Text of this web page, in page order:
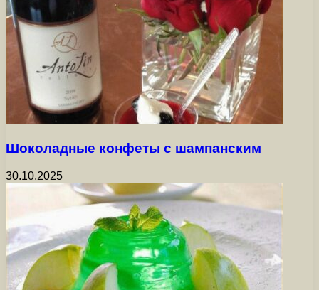
Шоколадные конфеты с шампанским
30.10.2025